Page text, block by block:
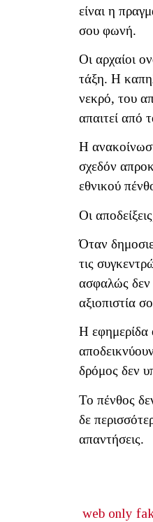
είναι η
σου φωνή.
Οι αρχαίοι
τάξη. Η
νεκρό, του
απαιτεί από
Η
σχεδόν
εθνικού
Οι
Όταν
τις
ασφαλώς δεν
αξιοπιστία
Η εφημερίδα
δρόμος δεν
Το πένθος
δε
απαντήσεις.
web only